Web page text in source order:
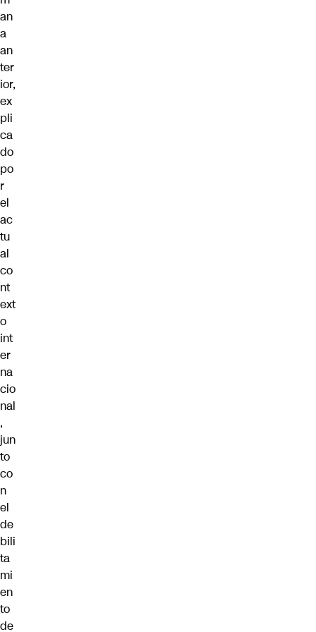
an
a
an
ter
ior,
ex
pli
ca
do
po
r
el
ac
tu
al
co
nt
ext
o
int
er
na
cio
nal
,
jun
to
co
n
el
de
bili
ta
mi
en
to
de